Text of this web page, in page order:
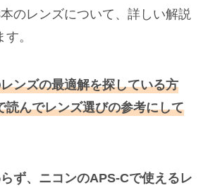
のレンズについて、詳しい解説
。
ンズの最適解を探している方
読んでレンズ選びの参考にして
ず、ニコンのAPS-Cで使えるレ